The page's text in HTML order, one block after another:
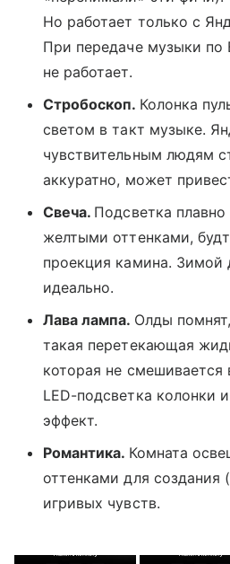
Но работает только с
При передаче музыки
не работает.
Стробоскоп. Колонка
светом в такт музыке.
чувствительным людям
аккуратно, может
Свеча. Подсветка плавно
желтыми оттенками,
проекция камина.
идеально.
Лава лампа. Олды
такая перетекающая
которая не смешивается
LED-подсветка колонки
эффект.
Романтика. Комната
оттенками для создания
игривых чувств.